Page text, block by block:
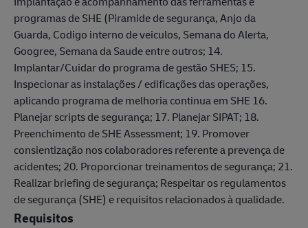
programas de SHE (Piramide de segurança, Anjo da
Guarda, Codigo interno de veiculos, Semana do Alerta,
Googree, Semana da Saude entre outros; 14.
Implantar/Cuidar do programa de gestão SHES; 15.
Inspecionar as instalações / edificações das operações,
aplicando programa de melhoria continua em SHE 16.
Planejar scripts de segurança; 17. Planejar SIPAT; 18.
Preenchimento de SHE Assessment; 19. Promover
consientização nos colaboradores referente a prevença de
acidentes; 20. Proporcionar treinamentos de segurança; 21.
Realizar briefing de segurança; Respeitar os regulamentos
de segurança (SHE) e requisitos relacionados à qualidade.
Requisitos